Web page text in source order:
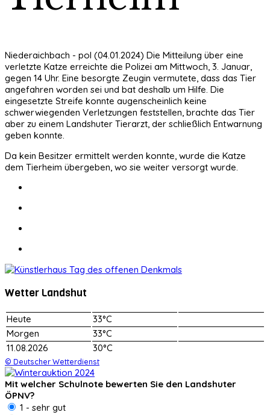
Niederaichbach - pol (04.01.2024) Die Mitteilung über eine
verletzte Katze erreichte die Polizei am Mittwoch, 3. Januar,
gegen 14 Uhr. Eine besorgte Zeugin vermutete, dass das Tier
angefahren worden sei und bat deshalb um Hilfe. Die
eingesetzte Streife konnte augenscheinlich keine
schwerwiegenden Verletzungen feststellen, brachte das Tier
aber zu einem Landshuter Tierarzt, der schließlich Entwarnung
geben konnte.
Da kein Besitzer ermittelt werden konnte, wurde die Katze
dem Tierheim übergeben, wo sie weiter versorgt wurde.
Wetter Landshut
Heute
33°C
Morgen
33°C
11.08.2026
30°C
© Deutscher Wetterdienst
Mit welcher Schulnote bewerten Sie den Landshuter
ÖPNV?
1 - sehr gut